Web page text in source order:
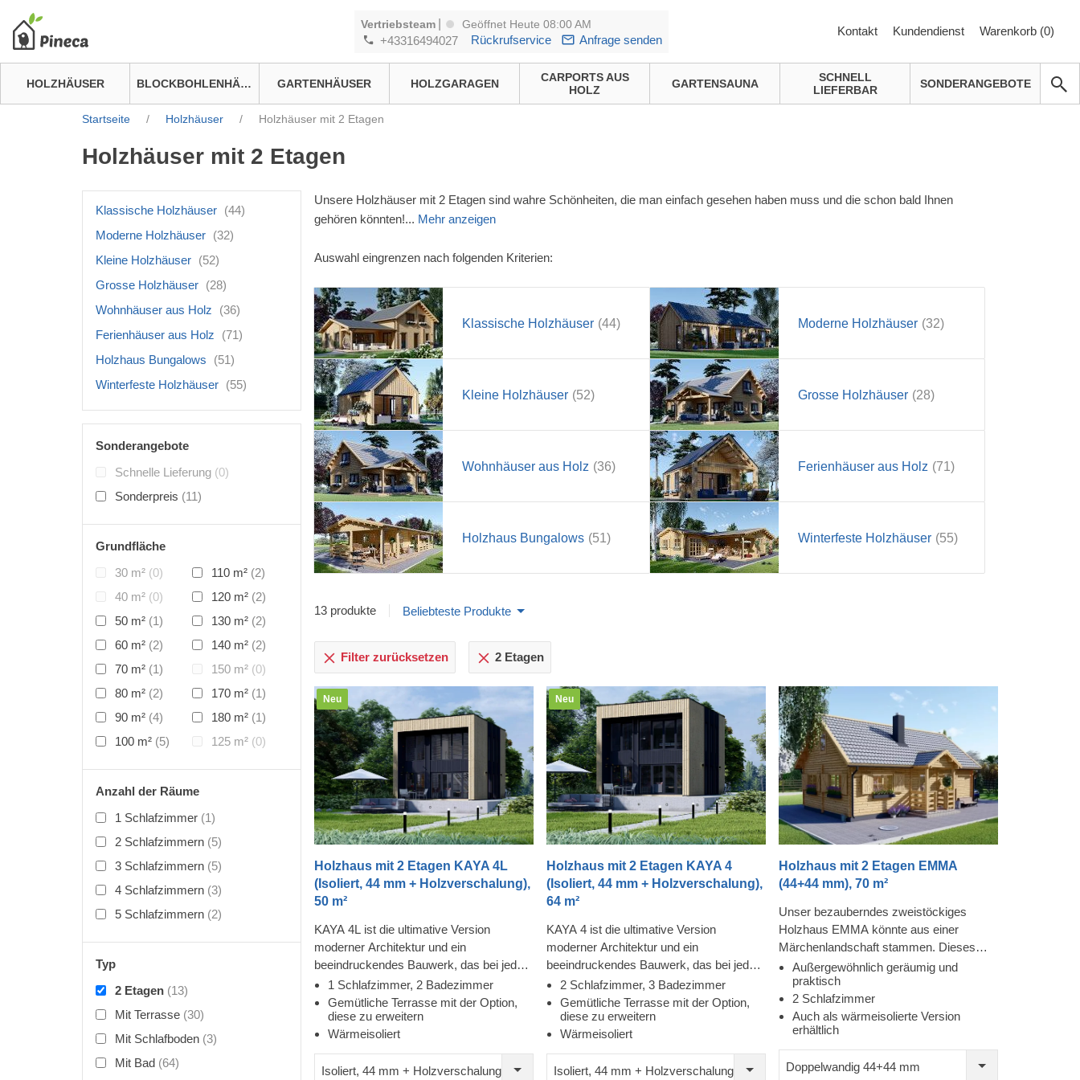
Vertriebsteam Geöffnet Heute 08:00 AM
+43316494027 Rückrufservice Anfrage senden
Kontakt Kundendienst Warenkorb (0)
HOLZHÄUSER BLOCKBOHLENHÄUSER GARTENHÄUSER HOLZGARAGEN
CARPORTS AUS
HOLZ
GARTENSAUNA
SCHNELL
LIEFERBAR
SONDERANGEBOTE
Startseite / Holzhäuser / Holzhäuser mit 2 Etagen
Holzhäuser mit 2 Etagen
Klassische Holzhäuser (44)
Moderne Holzhäuser (32)
Kleine Holzhäuser (52)
Grosse Holzhäuser (28)
Wohnhäuser aus Holz
(36)
Ferienhäuser aus Holz
(71)
Holzhaus Bungalows
(51)
Winterfeste Holzhäuser (55)
Sonderangebote
Schnelle Lieferung (0)
Sonderpreis (11)
Grundfläche
30 m² (0) 110 m² (2)
40 m² (0) 120 m² (2)
50 m² (1) 130 m² (2)
60 m² (2) 140 m² (2)
70 m² (1) 150 m² (0)
80 m² (2) 170 m² (1)
90 m² (4) 180 m² (1)
100 m² (5) 125 m² (0)
Anzahl der Räume
1 Schlafzimmer (1)
2 Schlafzimmern (5)
3 Schlafzimmern (5)
4 Schlafzimmern (3)
5 Schlafzimmern (2)
Typ
2 Etagen (13)
Mit Terrasse (30)
Mit Schlafboden (3)
Mit Bad (64)
Unsere Holzhäuser mit 2 Etagen sind wahre Schönheiten, die man einfach gesehen haben muss und die schon bald Ihnen
gehören könnten!... Mehr anzeigen
Auswahl eingrenzen nach folgenden Kriterien:
Klassische Holzhäuser (44) Moderne Holzhäuser (32)
Kleine Holzhäuser (52) Grosse Holzhäuser (28)
Wohnhäuser aus Holz (36) Ferienhäuser aus Holz (71)
Holzhaus Bungalows (51) Winterfeste Holzhäuser (55)
13 produkte Beliebteste Produkte
Filter zurücksetzen 2 Etagen
Neu
Holzhaus mit 2 Etagen KAYA 4L
(Isoliert, 44 mm + Holzverschalung),
50 m²
KAYA 4L ist die ultimative Version
moderner Architektur und ein
beeindruckendes Bauwerk, das bei jedem
einen besonderen Eindruck hinterlässt.
Der Grundriss dieses Modells ist sehr
familienfreundlich, denn es gibt ein
riesiges 20 m² großes Wohnzimmer, 2
Bäder und ein Schlafzimmer im
Obergeschoss. Außerdem gibt es einen
1 Schlafzimmer, 2 Badezimmer
Gemütliche Terrasse mit der Option,
diese zu erweitern
Wärmeisoliert
Isoliert, 44 mm + Holzverschalung
Neu
Holzhaus mit 2 Etagen KAYA 4
(Isoliert, 44 mm + Holzverschalung),
64 m²
KAYA 4 ist die ultimative Version
moderner Architektur und ein
beeindruckendes Bauwerk, das bei jedem
einen besonderen Eindruck hinterlässt.
Der Grundriss dieses Modells ist sehr
familienfreundlich, denn es gibt ein
riesiges Wohnzimmer von 20 m², 3 Bäder
und 2 Schlafzimmer im Obergeschoss.
Außerdem gibt es einen Raum, der als
2 Schlafzimmer, 3 Badezimmer
Gemütliche Terrasse mit der Option,
diese zu erweitern
Wärmeisoliert
Isoliert, 44 mm + Holzverschalung
Holzhaus mit 2 Etagen EMMA
(44+44 mm), 70 m²
Unser bezauberndes zweistöckiges
Holzhaus EMMA könnte aus einer
Märchenlandschaft stammen. Dieses
wunderschöne zweistöckige Haus aus
umweltfreundlichem, natürlichem
Nadelholz verfügt über ein geräumiges
Wohnzimmer, ein kleineres Zimmer, das
z.B. als Home-Office genutzt werden
könnte, und einen Badezimmerbereich im
ersten Stock. Die zweite Etage ist für die
Außergewöhnlich geräumig und
praktisch
2 Schlafzimmer
Auch als wärmeisolierte Version
erhältlich
Doppelwandig 44+44 mm